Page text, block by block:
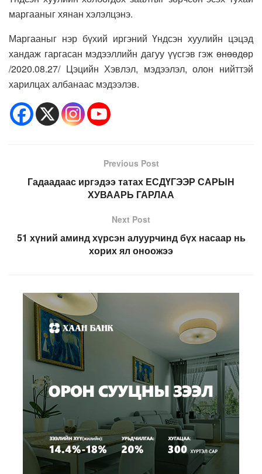
маргааныг хянан хэлэлцэнэ.
Маргааныг нэр бүхий иргэний Үндсэн хуулийн цэцэд
хандаж гаргасан мэдээллийн дагуу үүсгэв гэж өнөөдөр
/2020.08.27/ Цэцийн Хэвлэл, мэдээлэл, олон нийттэй
харилцах албанаас мэдээлэв.
Previous Post
Гадаадаас иргэдээ татах ЕСДҮГЭЭР САРЫН
ХУВААРЬ ГАРЛАА
Next Post
51 хүний аминд хүрсэн алуурчинд бүх насаар нь
хорих ял оноожээ